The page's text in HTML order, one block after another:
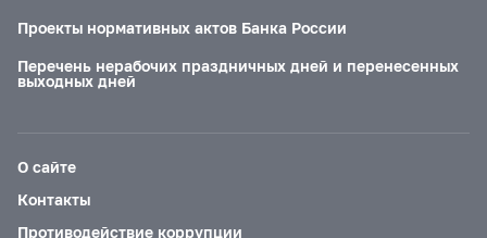
Проекты нормативных актов Банка России
Перечень нерабочих праздничных дней и перенесенных
выходных дней
О сайте
Контакты
Противодействие коррупции